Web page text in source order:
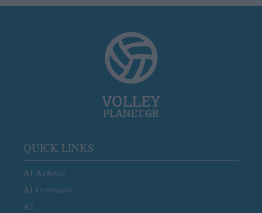
QUICK LINKS
Α1 Ανδρών
Α1 Γυναικών
A2